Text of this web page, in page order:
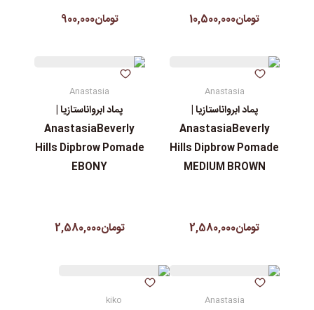
تومان10,500,000 تومان900,000
Anastasia
پماد ابرواناستازیا |
AnastasiaBeverly
Hills Dipbrow Pomade
MEDIUM BROWN
تومان2,580,000
Anastasia
پماد ابرواناستازیا |
AnastasiaBeverly
Hills Dipbrow Pomade
EBONY
تومان2,580,000
Anastasia
kiko